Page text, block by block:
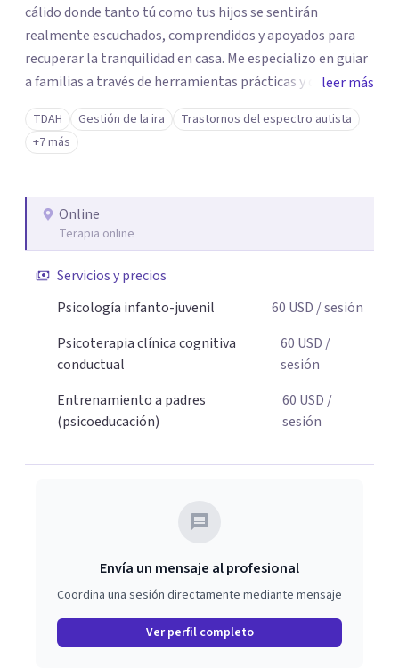
cálido donde tanto tú como tus hijos se sentirán
realmente escuchados, comprendidos y apoyados para
recuperar la tranquilidad en casa. Me especializo en guiar
a familias a través de herramientas prácticas y dinámicas
adaptadas a la edad de cada menor, dejando de lado las
etiquetas y los tecnicismos. Mi forma de trabajar se
centra en entender las emociones que hay detrás del
necesaria para superar sus retos y fortaleciendo la
comunicación entre ustedes. Acompaño a niños y
adolescentes que están lidiando con la ansiedad, la
timidez, la rebeldía o dificultades escolares, así como a
educar sin perder la paciencia ni el control. Si estás listo
para dar el primer paso hacia una convivencia familiar
más armoniosa, agenda tu sesión y empecemos a
leer más
TDAH Gestión de la ira
Trastornos del espectro autista
+7 más
Online
Terapia online
Servicios y precios
Psicología infanto-juvenil
60 USD / sesión
Psicoterapia clínica cognitiva
conductual
60 USD /
sesión
Entrenamiento a padres
(psicoeducación)
60 USD /
sesión
Envía un mensaje al profesional
Coordina una sesión directamente mediante mensaje
Ver perfil completo